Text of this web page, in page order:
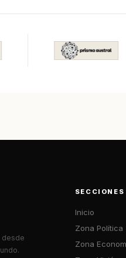
desde
SECCIONES
Inicio
Zona Política
Zona